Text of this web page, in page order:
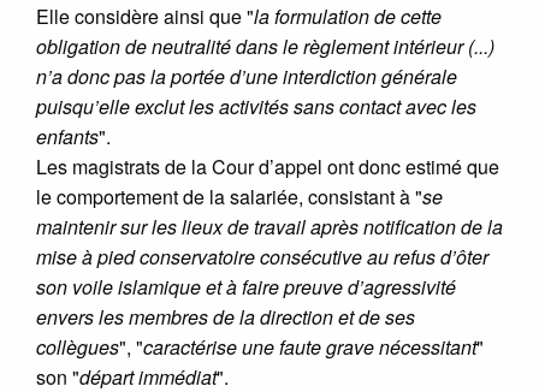
Elle considère ainsi que "la formulation de cette
obligation de neutralité dans le règlement intérieur (...)
n’a donc pas la portée d’une interdiction générale
puisqu’elle exclut les activités sans contact avec les
enfants".
Les magistrats de la Cour d’appel ont donc estimé que
le comportement de la salariée, consistant à "se
maintenir sur les lieux de travail après notification de la
mise à pied conservatoire consécutive au refus d’ôter
son voile islamique et à faire preuve d’agressivité
envers les membres de la direction et de ses
collègues", "caractérise une faute grave nécessitant"
son "départ immédiat".